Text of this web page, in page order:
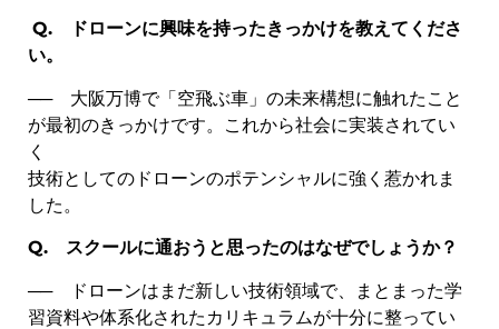
Q. ドローンに興味を持ったきっかけを教えてくださ
い。
── 大阪万博で「空飛ぶ車」の未来構想に触れたこと
が最初のきっかけです。これから社会に実装されてい
く
技術としてのドローンのポテンシャルに強く惹かれま
した。
Q. スクールに通おうと思ったのはなぜでしょうか？
── ドローンはまだ新しい技術領域で、まとまった学
習資料や体系化されたカリキュラムが十分に整ってい